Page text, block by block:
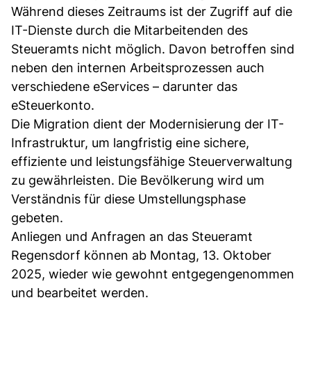
Während dieses Zeitraums ist der Zugriff auf die
IT-Dienste durch die Mitarbeitenden des
Steueramts nicht möglich. Davon betroffen sind
neben den internen Arbeitsprozessen auch
verschiedene eServices – darunter das
eSteuerkonto.
Die Migration dient der Modernisierung der IT-
Infrastruktur, um langfristig eine sichere,
effiziente und leistungsfähige Steuerverwaltung
zu gewährleisten. Die Bevölkerung wird um
Verständnis für diese Umstellungsphase
gebeten.
Anliegen und Anfragen an das Steueramt
Regensdorf können ab Montag, 13. Oktober
2025, wieder wie gewohnt entgegengenommen
und bearbeitet werden.